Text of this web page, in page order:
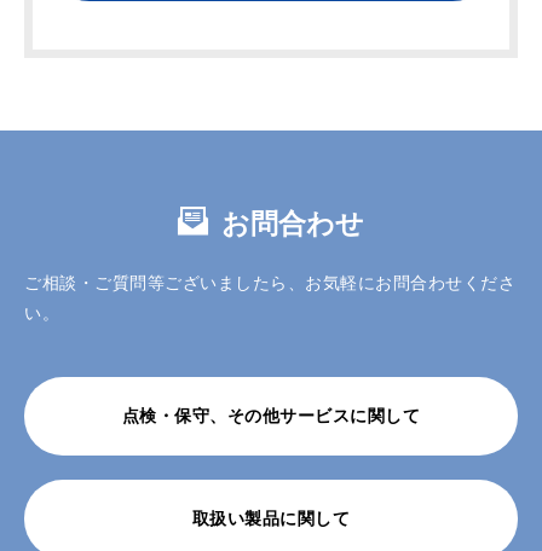
お問合わせ
ご相談・ご質問等ございましたら、お気軽にお問合わせくださ
い。
点検・保守、その他サービスに関して
取扱い製品に関して